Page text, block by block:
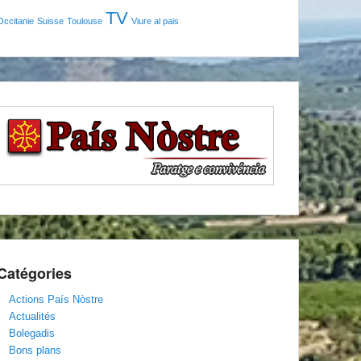
Suisse Toulouse TV Viure al pais
Actions País Nòstre
Actualités
Bolegadis
Bons plans